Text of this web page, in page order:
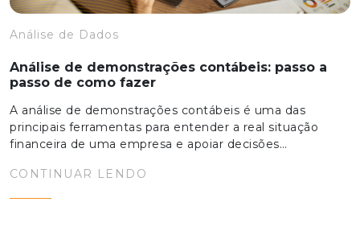
Análise de Dados
Análise de demonstrações contábeis: passo a
passo de como fazer
A análise de demonstrações contábeis é uma das
principais ferramentas para entender a real situação
financeira de uma empresa e apoiar decisões…
CONTINUAR LENDO